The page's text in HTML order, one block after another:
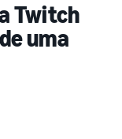
Twitch
uma